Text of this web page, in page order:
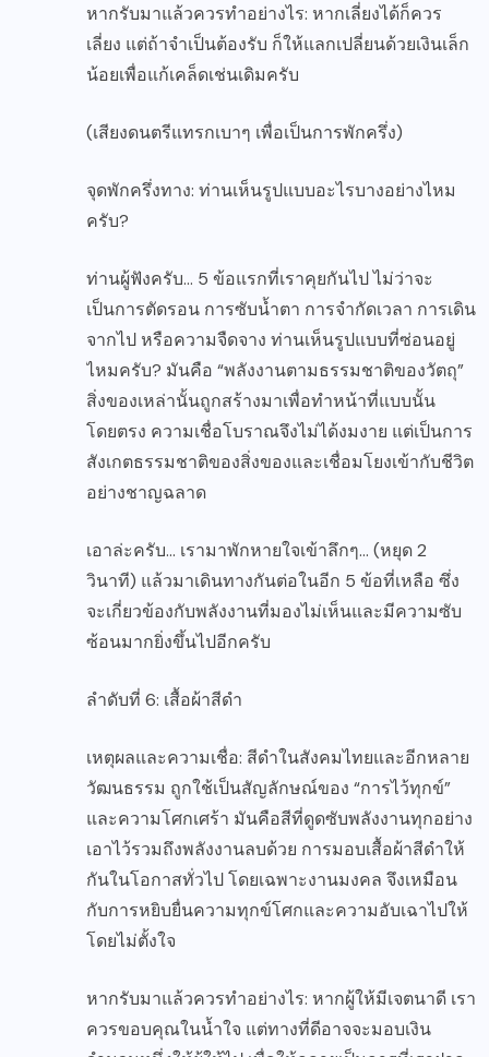
หากรับมาแล้วควรทำอย่างไร: หากเลี่ยงได้ก็ควร
เลี่ยง แต่ถ้าจำเป็นต้องรับ ก็ให้แลกเปลี่ยนด้วยเงินเล็ก
น้อยเพื่อแก้เคล็ดเช่นเดิมครับ
(เสียงดนตรีแทรกเบาๆ เพื่อเป็นการพักครึ่ง)
จุดพักครึ่งทาง: ท่านเห็นรูปแบบอะไรบางอย่างไหม
ครับ?
ท่านผู้ฟังครับ… 5 ข้อแรกที่เราคุยกันไป ไม่ว่าจะ
เป็นการตัดรอน การซับน้ำตา การจำกัดเวลา การเดิน
จากไป หรือความจืดจาง ท่านเห็นรูปแบบที่ซ่อนอยู่
ไหมครับ? มันคือ “พลังงานตามธรรมชาติของวัตถุ”
สิ่งของเหล่านั้นถูกสร้างมาเพื่อทำหน้าที่แบบนั้น
โดยตรง ความเชื่อโบราณจึงไม่ได้งมงาย แต่เป็นการ
สังเกตธรรมชาติของสิ่งของและเชื่อมโยงเข้ากับชีวิต
อย่างชาญฉลาด
เอาล่ะครับ… เรามาพักหายใจเข้าลึกๆ… (หยุด 2
วินาที) แล้วมาเดินทางกันต่อในอีก 5 ข้อที่เหลือ ซึ่ง
จะเกี่ยวข้องกับพลังงานที่มองไม่เห็นและมีความซับ
ซ้อนมากยิ่งขึ้นไปอีกครับ
ลำดับที่ 6: เสื้อผ้าสีดำ
เหตุผลและความเชื่อ: สีดำในสังคมไทยและอีกหลาย
วัฒนธรรม ถูกใช้เป็นสัญลักษณ์ของ “การไว้ทุกข์”
และความโศกเศร้า มันคือสีที่ดูดซับพลังงานทุกอย่าง
เอาไว้รวมถึงพลังงานลบด้วย การมอบเสื้อผ้าสีดำให้
กันในโอกาสทั่วไป โดยเฉพาะงานมงคล จึงเหมือน
กับการหยิบยื่นความทุกข์โศกและความอับเฉาไปให้
โดยไม่ตั้งใจ
หากรับมาแล้วควรทำอย่างไร: หากผู้ให้มีเจตนาดี เรา
ควรขอบคุณในน้ำใจ แต่ทางที่ดีอาจจะมอบเงิน